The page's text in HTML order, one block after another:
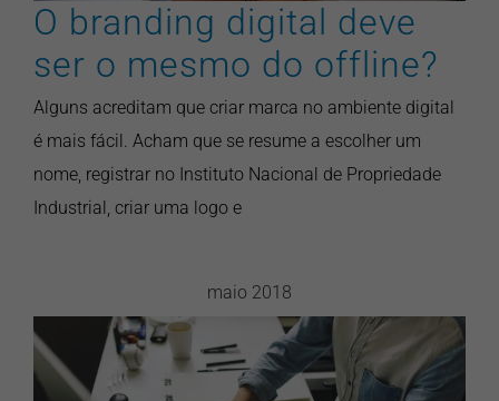
O branding digital deve
ser o mesmo do offline?
Alguns acreditam que criar marca no ambiente digital
é mais fácil. Acham que se resume a escolher um
nome, registrar no Instituto Nacional de Propriedade
Industrial, criar uma logo e
maio 2018